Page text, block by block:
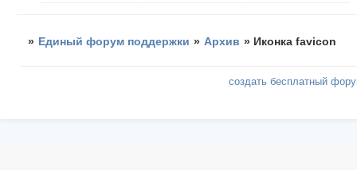
» Единый форум поддержки » Архив » Иконка favicon
создать бесплатный